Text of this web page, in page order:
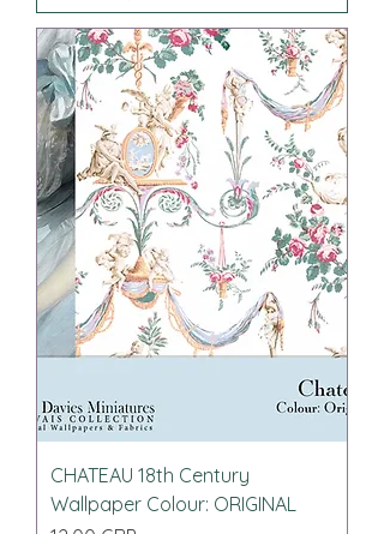
CHATEAU 18th Century
Wallpaper Colour: ORIGINAL